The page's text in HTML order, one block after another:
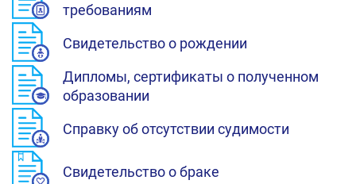
требованиям
Свидетельство о рождении
Дипломы, сертификаты о полученном
образовании
Справку об отсутствии судимости
Свидетельство о браке